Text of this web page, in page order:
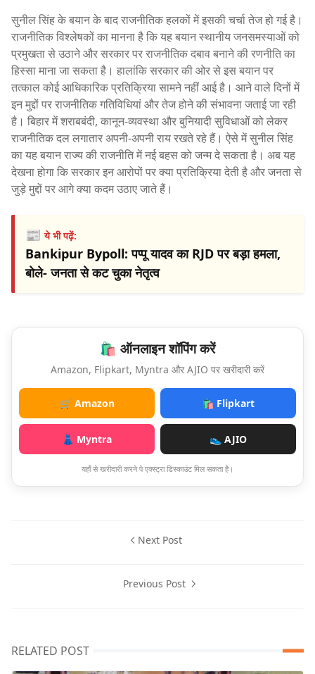
सुनील सिंह के बयान के बाद राजनीतिक हलकों में इसकी चर्चा तेज हो गई है।
राजनीतिक विश्लेषकों का मानना है कि यह बयान स्थानीय जनसमस्याओं को
प्रमुखता से उठाने और सरकार पर राजनीतिक दबाव बनाने की रणनीति का
हिस्सा माना जा सकता है। हालांकि सरकार की ओर से इस बयान पर
तत्काल कोई आधिकारिक प्रतिक्रिया सामने नहीं आई है। आने वाले दिनों में
इन मुद्दों पर राजनीतिक गतिविधियां और तेज होने की संभावना जताई जा रही
है। बिहार में शराबबंदी, कानून-व्यवस्था और बुनियादी सुविधाओं को लेकर
राजनीतिक दल लगातार अपनी-अपनी राय रखते रहे हैं। ऐसे में सुनील सिंह
का यह बयान राज्य की राजनीति में नई बहस को जन्म दे सकता है। अब यह
देखना होगा कि सरकार इन आरोपों पर क्या प्रतिक्रिया देती है और जनता से
जुड़े मुद्दों पर आगे क्या कदम उठाए जाते हैं।
📰ये भी पढ़ें:
Bankipur Bypoll: पप्पू यादव का RJD पर बड़ा हमला,
बोले- जनता से कट चुका नेतृत्व
🛍️ ऑनलाइन शॉपिंग करें
Amazon, Flipkart, Myntra और AJIO पर खरीदारी करें
🛒 Amazon 🛍️ Flipkart
👗 Myntra 👟 AJIO
यहाँ से खरीदारी करने पे एक्स्ट्रा डिस्काउंट मिल सकता है।
Next Post
Previous Post
RELATED POST